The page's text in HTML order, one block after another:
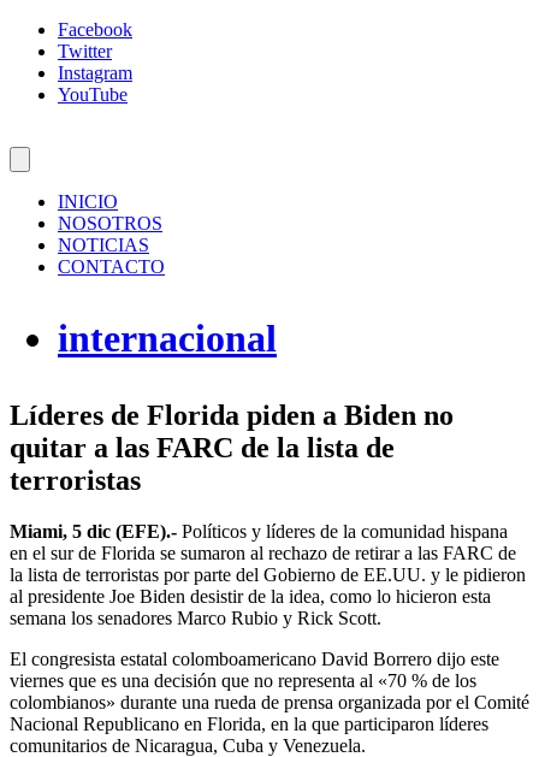
Facebook
Twitter
Instagram
YouTube
INICIO
NOSOTROS
NOTICIAS
CONTACTO
internacional
Líderes de Florida piden a Biden no
quitar a las FARC de la lista de
terroristas
Miami, 5 dic (EFE).- Políticos y líderes de la comunidad hispana
en el sur de Florida se sumaron al rechazo de retirar a las FARC de
la lista de terroristas por parte del Gobierno de EE.UU. y le pidieron
al presidente Joe Biden desistir de la idea, como lo hicieron esta
semana los senadores Marco Rubio y Rick Scott.
El congresista estatal colomboamericano David Borrero dijo este
viernes que es una decisión que no representa al «70 % de los
colombianos» durante una rueda de prensa organizada por el Comité
Nacional Republicano en Florida, en la que participaron líderes
comunitarios de Nicaragua, Cuba y Venezuela.